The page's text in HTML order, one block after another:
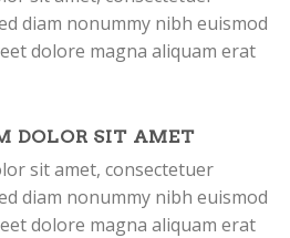
de notre actu !
diam nonummy nibh euismod
dolore magna aliquam erat
DOLOR SIT AMET
sit amet, consectetuer
diam nonummy nibh euismod
dolore magna aliquam erat